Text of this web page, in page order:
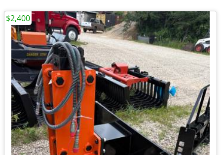
$2,400